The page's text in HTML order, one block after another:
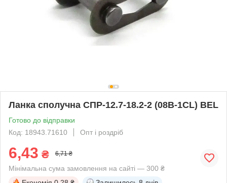
Ланка сполучна СПР-12.7-18.2-2 (08B-1CL) BEL
Готово до відправки
Код: 18943.71610
Опт і роздріб
6,43 ₴ 6,71 ₴
Мінімальна сума замовлення на сайті — 300 ₴